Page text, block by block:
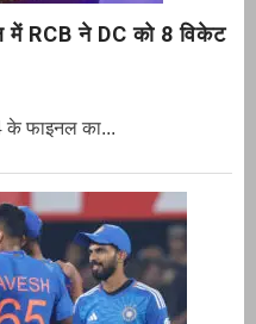
RCB ने DC को 8 विकेट
के फाइनल का...